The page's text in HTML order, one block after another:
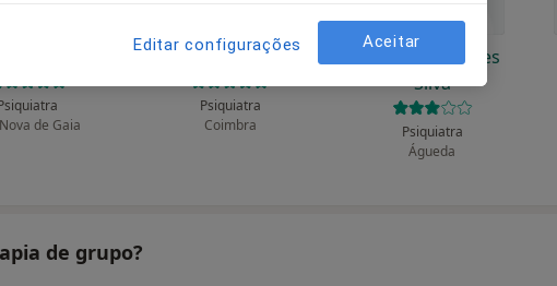
de Gaia
Adriano S Vaz Serra
Psiquiatra
Coimbra
Agnelo Marques
Silva
Psiquiatra
Águeda
de grupo?
Editar configurações Aceitar